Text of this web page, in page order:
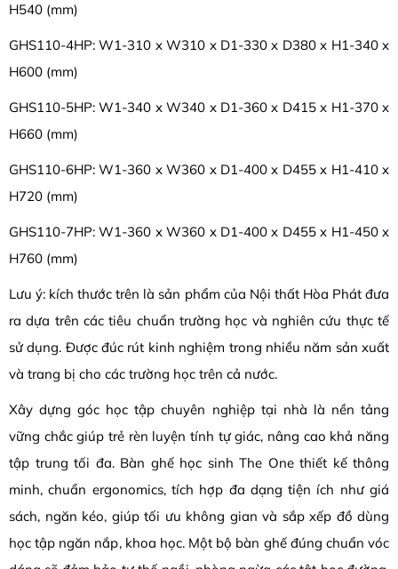
H540 (mm)
GHS110-4HP: W1-310 x W310 x D1-330 x D380 x H1-340 x
H600 (mm)
GHS110-5HP: W1-340 x W340 x D1-360 x D415 x H1-370 x
H660 (mm)
GHS110-6HP: W1-360 x W360 x D1-400 x D455 x H1-410 x
H720 (mm)
GHS110-7HP: W1-360 x W360 x D1-400 x D455 x H1-450 x
H760 (mm)
Lưu ý: kích thước trên là sản phẩm của Nội thất Hòa Phát đưa
ra dựa trên các tiêu chuẩn trường học và nghiên cứu thực tế
sử dụng. Được đúc rút kinh nghiệm trong nhiều năm sản xuất
và trang bị cho các trường học trên cả nước.
Xây dựng góc học tập chuyên nghiệp tại nhà là nền tảng
vững chắc giúp trẻ rèn luyện tính tự giác, nâng cao khả năng
tập trung tối đa. Bàn ghế học sinh The One thiết kế thông
minh, chuẩn ergonomics, tích hợp đa dạng tiện ích như giá
sách, ngăn kéo, giúp tối ưu không gian và sắp xếp đồ dùng
học tập ngăn nắp, khoa học. Một bộ bàn ghế đúng chuẩn vóc